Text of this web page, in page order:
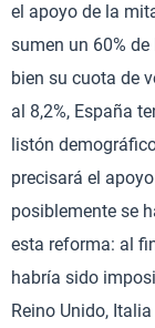
el apoyo de la
sumen un 60%
bien su cuota de
al 8,2%, España
listón
precisará el
posiblemente se
esta reforma: al
habría sido
Reino Unido,